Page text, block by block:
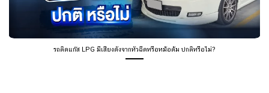
รถติดแก๊ส LPG มีเสียงดังจากหัวฉีดหรือหม้อต้ม ปกติหรือไม่?